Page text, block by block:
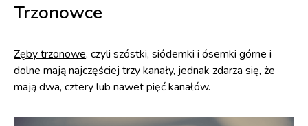
Trzonowce
Zęby trzonowe, czyli szóstki, siódemki i ósemki górne i
dolne mają najczęściej trzy kanały, jednak zdarza się, że
mają dwa, cztery lub nawet pięć kanałów.